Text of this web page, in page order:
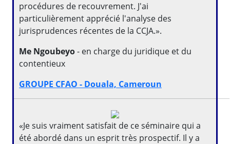
procédures de recouvrement. J'ai
particulièrement apprécié l'analyse des
jurisprudences récentes de la CCJA.».
Me Ngoubeyo- en charge du juridique et du
contentieux
GROUPE CFAO - Douala, Cameroun
«Je suis vraiment satisfait de ce séminaire qui a
été abordé dans un esprit très prospectif. Il y a